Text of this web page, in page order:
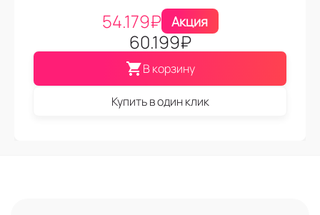
54.179₽ Акция
60.199₽
В корзину
Купить в один клик